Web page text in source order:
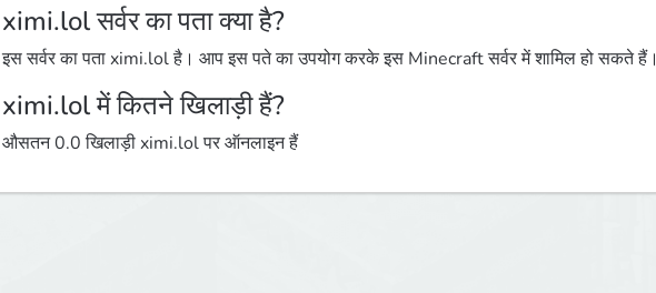
ximi.lol सर्वर का पता क्या है?
इस सर्वर का पता ximi.lol है। आप इस पते का उपयोग करके इस Minecraft सर्वर में शामिल हो सकते हैं।
ximi.lol में कितने खिलाड़ी हैं?
औसतन 0.0 खिलाड़ी ximi.lol पर ऑनलाइन हैं